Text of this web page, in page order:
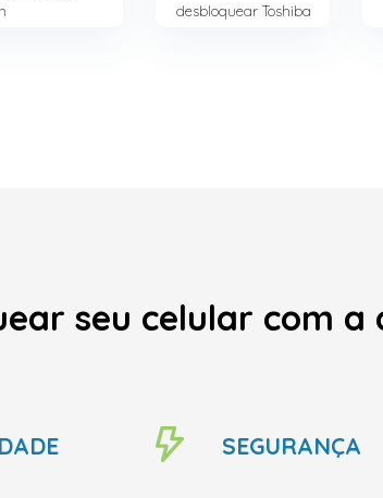
desbloquear Toshiba
seu celular com a
SEGURANÇA